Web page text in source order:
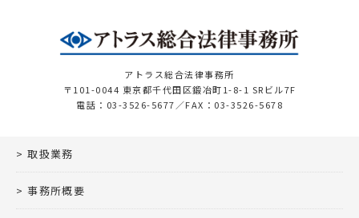
アトラス総合法律事務所
〒101-0044 東京都千代田区鍛冶町1-8-1 SRビル7F
電話：03-3526-5677／FAX：03-3526-5678
取扱業務
事務所概要